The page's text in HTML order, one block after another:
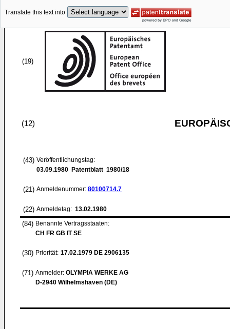
Translate this text into
(19)
(12)
(43) Veröffentlichungstag:
03.09.1980 Patentblatt 1980/18
(21) Anmeldenummer: 80100714.7
(22) Anmeldetag: 13.02.1980
(84) Benannte Vertragsstaaten:
CH FR GB IT SE
(30) Priorität: 17.02.1979 DE 2906135
(71) Anmelder: OLYMPIA WERKE AG
D-2940 Wilhelmshaven (DE)